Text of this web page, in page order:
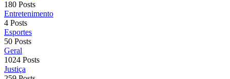
180 Posts
Entretenimento
4 Posts
Esportes
50 Posts
Geral
1024 Posts
Justiça